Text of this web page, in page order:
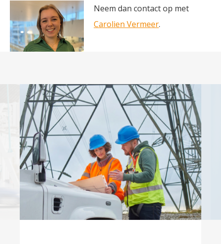
Neem dan contact op met
Carolien Vermeer.